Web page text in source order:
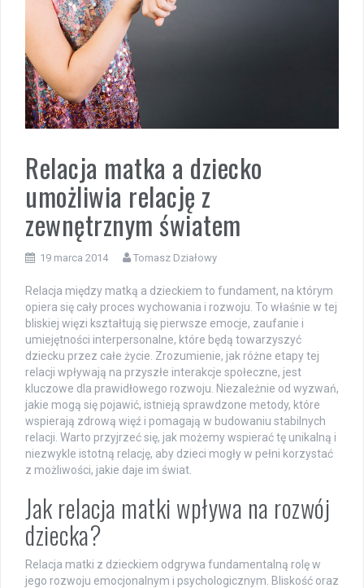
Relacja matka a dziecko
umożliwia relację z
zewnętrznym światem
19 marca 2014 Tomasz Działowy
Relacja między matką a dzieckiem to fundament, na którym
opiera się cały proces wychowania i rozwoju. To właśnie w tej
bliskiej więzi kształtują się pierwsze emocje, zaufanie i
umiejętności interpersonalne, które będą towarzyszyć
dziecku przez całe życie. Zrozumienie, jak różne etapy tej
relacji wpływają na przyszłe interakcje społeczne, jest
kluczowe dla prawidłowego rozwoju. Niezależnie od wyzwań,
jakie mogą się pojawić, istnieją sprawdzone metody, które
wspierają zdrową więź i pomagają w budowaniu stabilnych
relacji. Warto przyjrzeć się, jak możemy wspierać tę unikalną i
niezwykle istotną relację, aby dzieci mogły w pełni korzystać
z możliwości, jakie daje im świat.
Jak relacja matki wpływa na rozwój
dziecka?
Relacja matki z dzieckiem odgrywa fundamentalną rolę w
jego rozwoju emocjonalnym i psychologicznym. Bliskość oraz